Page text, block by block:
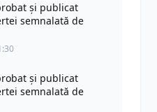
și publicat
semnalată de
și publicat
semnalată de